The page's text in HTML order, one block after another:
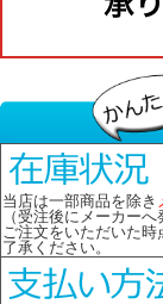
当店は一部商品を除き
（受注後にメーカーへ
ご注文をいただいた
了承ください。